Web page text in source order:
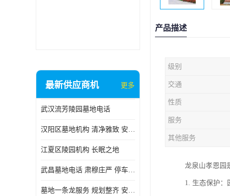
最新供应商机 更多
武汉流芳陵园墓地电话
汉阳区墓地机构 清净雅致 安息之所
江夏区陵园机构 长眠之地
武昌墓地电话 肃穆庄严 停车方便
墓地一条龙服务 规划整齐 安息之所
产品描述
级别
交通
性质
服务
其他服务
龙泉山孝恩园
1. 生态保护：